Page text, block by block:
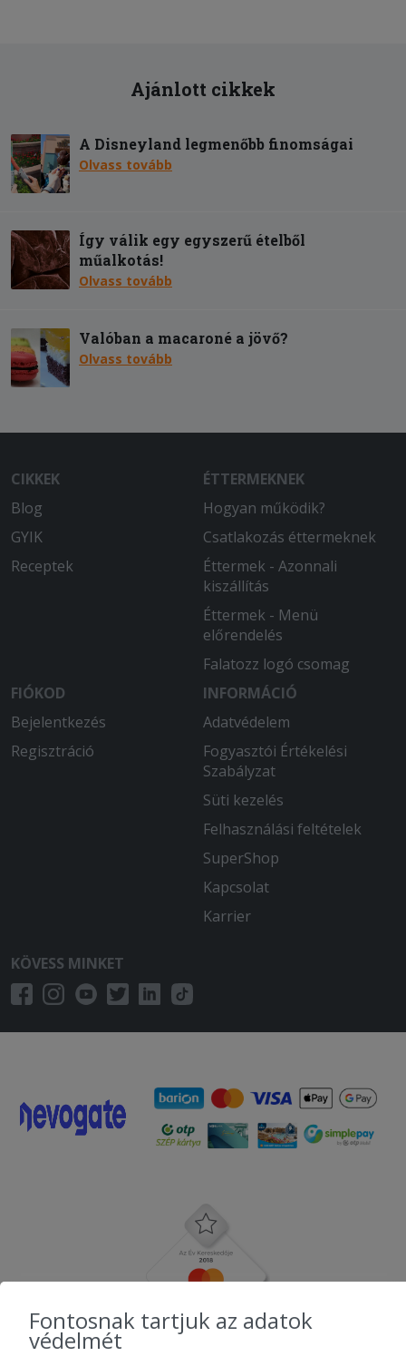
Ajánlott cikkek
A Disneyland legmenőbb finomságai
Olvass tovább
Így válik egy egyszerű ételből
műalkotás!
Olvass tovább
Valóban a macaroné a jövő?
Olvass tovább
CIKKEK
Blog
GYIK
Receptek
ÉTTERMEKNEK
Hogyan működik?
Csatlakozás éttermeknek
Éttermek - Azonnali
kiszállítás
Éttermek - Menü
előrendelés
Falatozz logó csomag
FIÓKOD
Bejelentkezés
Regisztráció
INFORMÁCIÓ
Adatvédelem
Fogyasztói Értékelési
Szabályzat
Süti kezelés
Felhasználási feltételek
SuperShop
Kapcsolat
Karrier
KÖVESS MINKET
Fontosnak tartjuk az adatok
védelmét